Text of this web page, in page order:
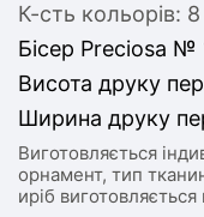
К-сть кольорів: 8
Бісер Preciosa №
Висота друку
Ширина друку
Виготовляється
орнамент, тип
иріб